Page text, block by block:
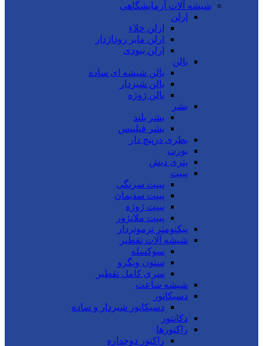
شیشه آلات آزمایشگاهی
ارلن
ارلن خلاء
ارلن مایر روداژدار
ارلن بیودی
بالن
بالن شیشه ای ساده
بالن شیردار
بالن ژوژه
بشر
بشر بلند
بشر فیلیپس
بطری درپیچ دار
بورت
پتری دیش
پیپت
پیپت سرنگی
پیپت سدیمان
پیپت ژوژه
پیپت ملانژور
پیکنومتر ترموتردار
شیشه آلات تقطیر
سوکسله
ستون ویگرو
سری کامل تقطیر
شیشه ساعت
دسیکاتور
دسیکاتور شیردار و ساده
دکانتور
راکتورها
راکتور دوجداره